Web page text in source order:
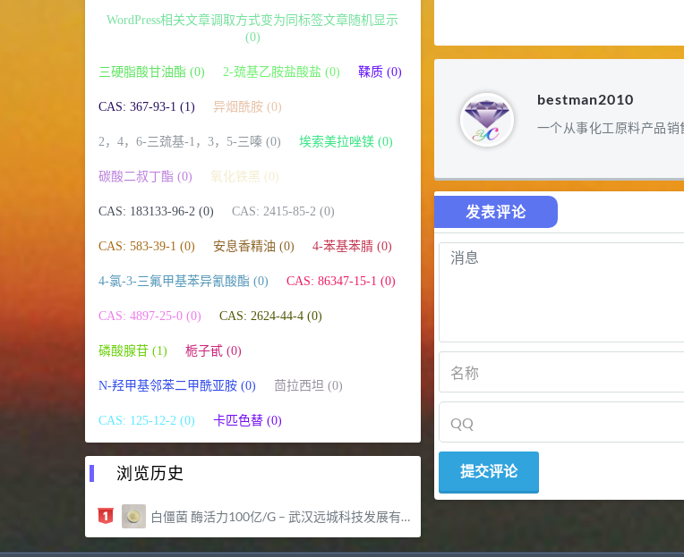
bestman2010
一个从事化工原料产品销
发表评论
WordPress相关文章调取方式变为同标签文章随机显示
(0)
三硬脂酸甘油酯 (0) 2-巯基乙胺盐酸盐 (0) 鞣质 (0)
CAS: 367-93-1 (1) 异烟酰胺 (0)
2，4，6-三巯基-1，3，5-三嗪 (0) 埃索美拉唑镁 (0)
碳酸二叔丁酯 (0) 氧化铁黑 (0)
CAS: 183133-96-2 (0) CAS: 2415-85-2 (0)
CAS: 583-39-1 (0) 安息香精油 (0) 4-苯基苯腈 (0)
4-氯-3-三氟甲基苯异氰酸酯 (0) CAS: 86347-15-1 (0)
CAS: 4897-25-0 (0) CAS: 2624-44-4 (0)
磷酸腺苷 (1) 栀子甙 (0)
N-羟甲基邻苯二甲酰亚胺 (0) 茴拉西坦 (0)
CAS: 125-12-2 (0) 卡匹色替 (0)
浏览历史
白僵菌 酶活力100亿/G – 武汉远城科技发展有限公司